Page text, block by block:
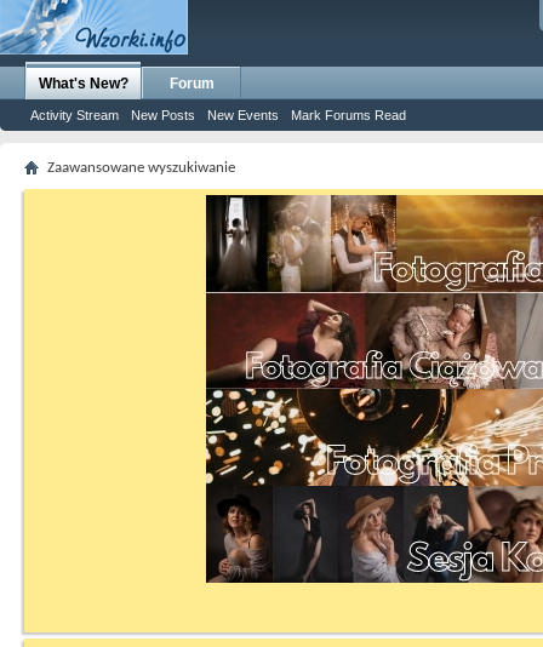
What's New?
Activity Stream New Posts New Events Mark Forums Read
Forum
Zaawansowane wyszukiwanie